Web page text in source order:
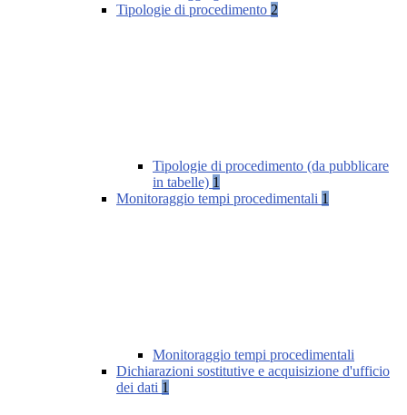
Tipologie di procedimento 2
Tipologie di procedimento (da pubblicare
in tabelle) 1
Monitoraggio tempi procedimentali 1
Monitoraggio tempi procedimentali
Dichiarazioni sostitutive e acquisizione d'ufficio
dei dati 1